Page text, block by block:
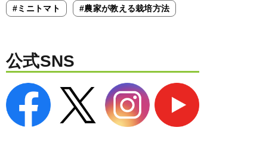
#ミニトマト #農家が教える栽培方法
公式SNS